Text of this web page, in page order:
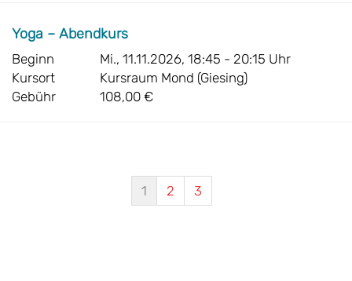
Yoga – Abendkurs
Beginn
Mi., 11.11.2026, 18:45 - 20:15 Uhr
Kursort
Kursraum Mond (Giesing)
Gebühr
108,00 €
1 2 3